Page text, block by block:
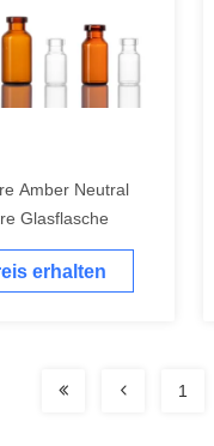
Amber Neutral
Glasflasche
erhalten
1